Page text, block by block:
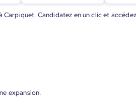
Candidatez en un clic et
expansion.